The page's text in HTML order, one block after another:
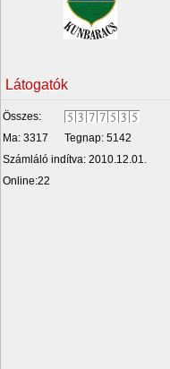
Látogatók
Összes:
Ma: 3317
Tegnap: 5142
Számláló indítva: 2010.12.01.
Online:22